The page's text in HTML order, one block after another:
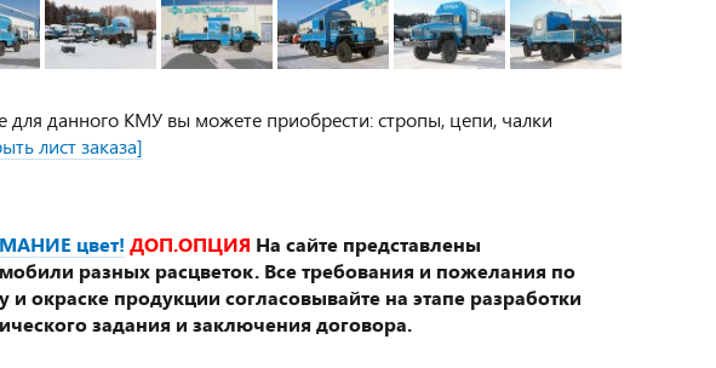
для данного КМУ вы можете приобрести: стропы, цепи, чалки
лист заказа]
цвет! ДОП.ОПЦИЯ На сайте представлены
разных расцветок. Все требования и пожелания по
и окраске продукции согласовывайте на этапе разработки
задания и заключения договора.